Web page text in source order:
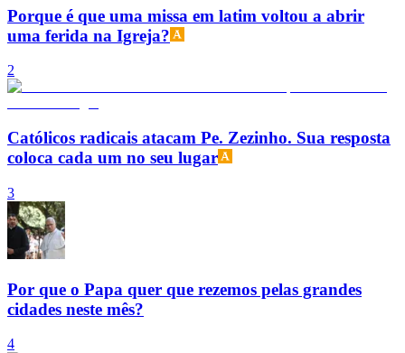
Porque é que uma missa em latim voltou a abrir
uma ferida na Igreja?
2
Católicos radicais atacam Pe. Zezinho. Sua resposta
coloca cada um no seu lugar
3
Por que o Papa quer que rezemos pelas grandes
cidades neste mês?
4